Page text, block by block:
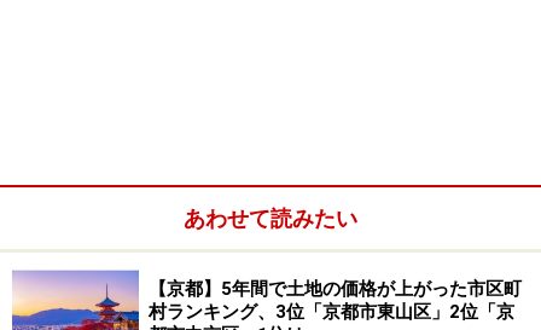
あわせて読みたい
【京都】5年間で土地の価格が上がった市区町
村ランキング、3位「京都市東山区」2位「京